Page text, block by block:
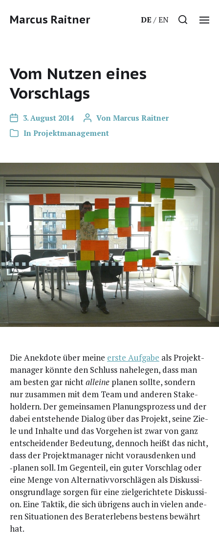
Marcus Raitner DE EN
Vom Nutzen eines
Vorschlags
3. August 2014 Von Marcus Raitner
In Projektmanagement
Die Anek­do­te über mei­ne ers­te Auf­ga­be als Pro­jekt­
ma­na­ger könn­te den Schluss nahe­le­gen, dass man
am bes­ten gar nichtallei­ne pla­nen soll­te, son­dern
nur zusam­men mit dem Team und ande­ren Stake­
hol­dern. Der gemein­sa­men Pla­nungs­pro­zess und der
dabei ent­ste­hen­de Dia­log über das Pro­jekt, sei­ne Zie­
le und Inhal­te und das Vor­ge­hen ist zwar von ganz
ent­schei­den­der Bedeu­tung, den­noch heißt das nicht,
dass der Pro­jekt­ma­na­ger nicht vor­aus­den­ken und
‑pla­nen soll. Im Gegen­teil, ein guter Vor­schlag oder
eine Men­ge von Alter­na­tiv­vor­schlä­gen als Dis­kus­si­
ons­grund­la­ge sor­gen für eine ziel­ge­rich­te­te Dis­kus­si­
on. Eine Tak­tik, die sich übri­gens auch in vie­len ande­
ren Situa­tio­nen des Bera­ter­le­bens bes­tens bewährt
hat.